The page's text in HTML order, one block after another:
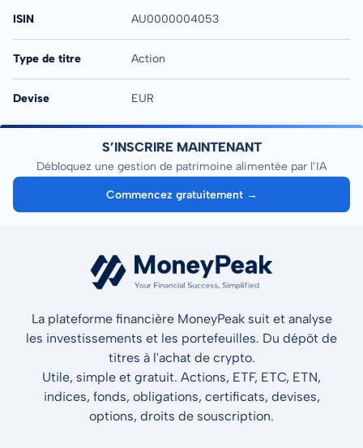
ISIN AU0000004053
Type de titre Action
Devise EUR
S’INSCRIRE MAINTENANT
Débloquez une gestion de patrimoine alimentée par l’IA
Commencez gratuitement →
La plateforme financière MoneyPeak suit et analyse
les investissements et les portefeuilles. Du dépôt de
titres à l'achat de crypto.
Utile, simple et gratuit. Actions, ETF, ETC, ETN,
indices, fonds, obligations, certificats, devises,
options, droits de souscription.